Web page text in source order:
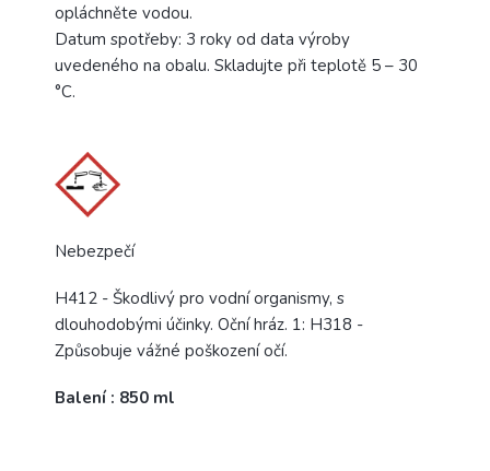
opláchněte vodou.
Datum spotřeby: 3 roky od data výroby
uvedeného na obalu. Skladujte při teplotě 5 – 30
°C.
Nebezpečí
H412 - Škodlivý pro vodní organismy, s
dlouhodobými účinky. Oční hráz. 1: H318 -
Způsobuje vážné poškození očí.
Balení : 850 ml